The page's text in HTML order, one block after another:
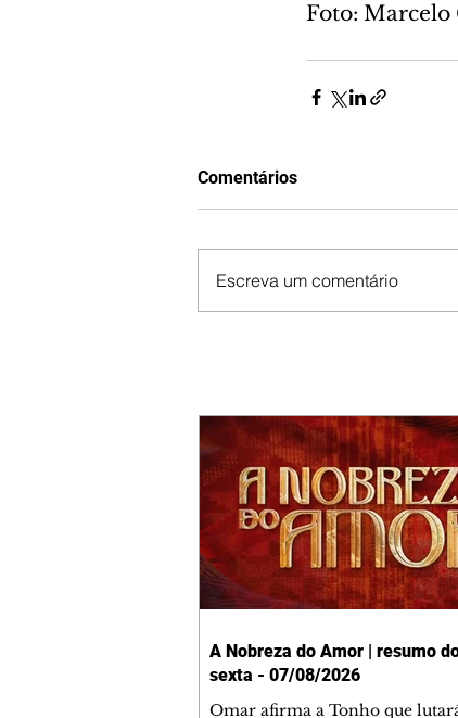
Foto: Marcelo
Comentários
Escreva um comentário
A Nobreza do Amor | resumo
sexta - 07/08/2026
Omar afirma a Tonho que